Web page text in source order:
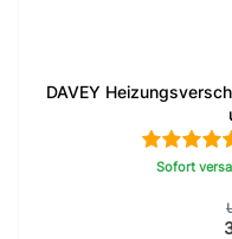
DAVEY
Sofort